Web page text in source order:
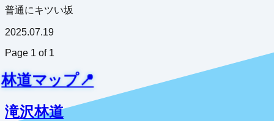
普通にキツい坂
2025.07.19
Page 1 of 1
マップ📍
滝沢林道